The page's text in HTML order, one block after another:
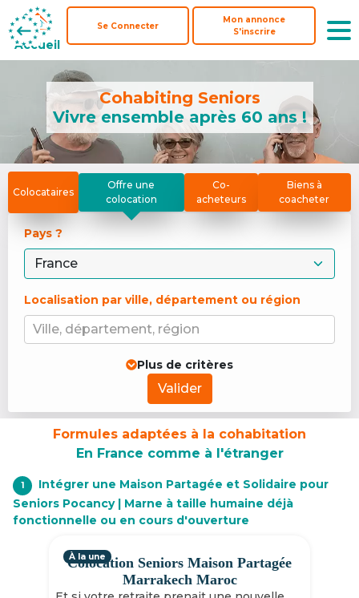
Accueil
Se Connecter
Mon annonce
S'inscrire
Accueil
Se Connecter
Mon annonce
S'inscrire
Cohabiting Seniors
Vivre ensemble après 60 ans !
Colocataires
Offre une
colocation
Co-
acheteurs
Biens à
coacheter
Pays ?
Localisation par ville, département ou région
Ville, département, région
Plus de critères
Valider
Formules adaptées à la cohabitation
En France comme à l'étranger
1
Intégrer une Maison Partagée et Solidaire pour
Seniors Pocancy | Marne à taille humaine déjà
fonctionnelle ou en cours d'ouverture
Colocation Seniors Maison Partagée
Marrakech Maroc
À la une